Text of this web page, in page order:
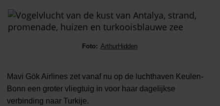
Foto: ArthurHidden
Mavi Gök Airlines zet vanaf nu op de luchthaven Keulen-
Bonn een groter vliegtuig in voor haar dagelijkse
verbinding naar Turkije.